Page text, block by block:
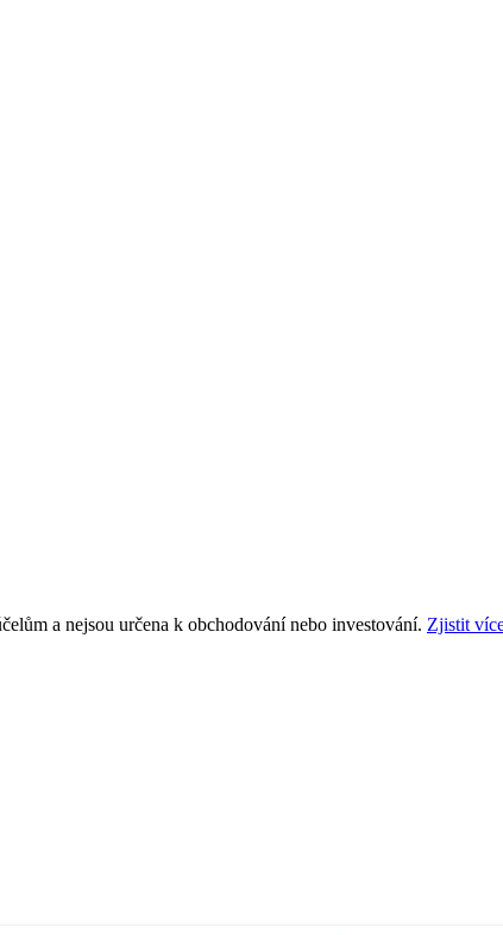
a nejsou určena k obchodování nebo investování. Zjistit